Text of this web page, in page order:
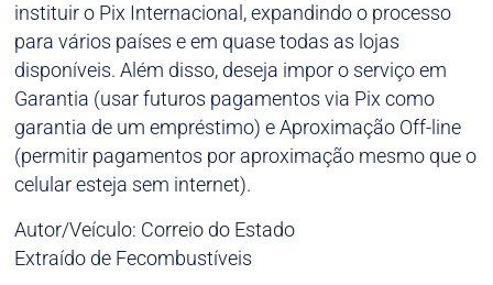
instituir o Pix Internacional, expandindo o processo
para vários países e em quase todas as lojas
disponíveis. Além disso, deseja impor o serviço em
Garantia (usar futuros pagamentos via Pix como
garantia de um empréstimo) e Aproximação Off-line
(permitir pagamentos por aproximação mesmo que o
celular esteja sem internet).
Autor/Veículo: Correio do Estado
Extraído de Fecombustíveis